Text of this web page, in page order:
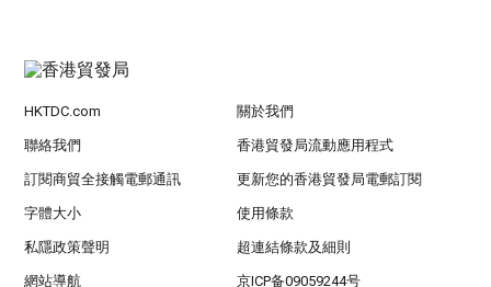
HKTDC.com 關於我們
聯絡我們 香港貿發局流動應用程式
訂閱商貿全接觸電郵通訊 更新您的香港貿發局電郵訂閱
字體大小 使用條款
私隱政策聲明 超連結條款及細則
網站導航 京ICP备09059244号